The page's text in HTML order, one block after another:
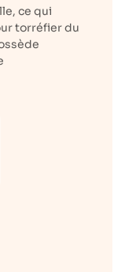
ce qui
torréfier du